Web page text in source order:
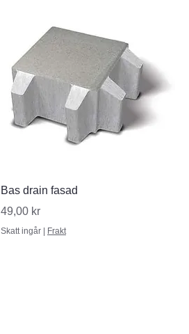
Snabbvisning
Bas drain fasad
Pris
49,00 kr
Skatt ingår | Frakt